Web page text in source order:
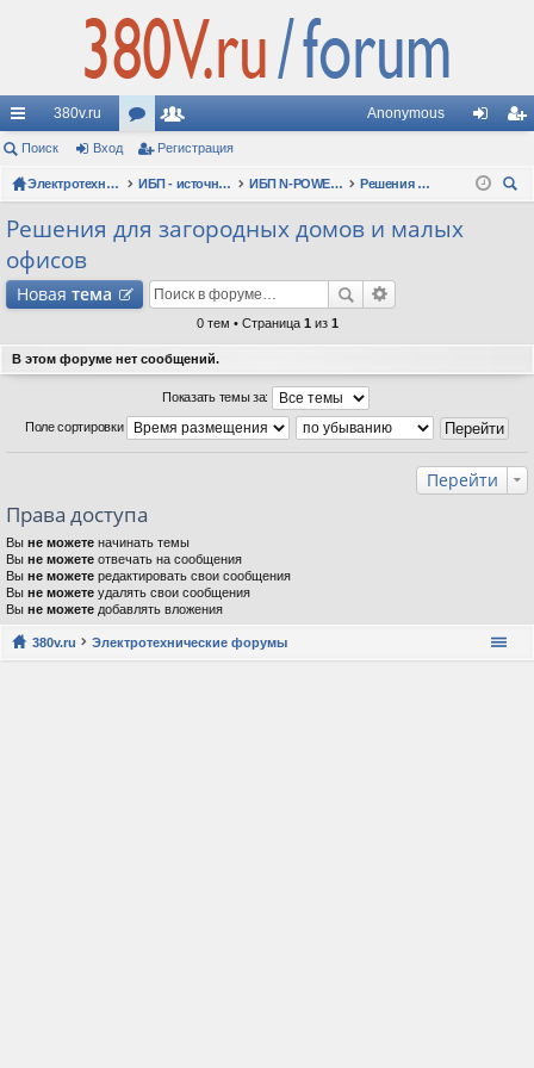
с
ы
лк
и
380v.ru
ор
ум
ол
ьз
ел
Anonymous
д ис
Поиск Вход Регистрация
Электротехнические форумы ИБП - источники бесперебойного питания ИБП N-POWER: новые модели (презентации, фотосессии, обзоры)
Решения для загородных домов и малых офисов
Решения для загородных домов и малых
офисов
Новая тема
0 тем • Страница 1 из 1
В этом форуме нет сообщений.
Показать темы за:
Поле сортировки
Перейти
Права доступа
Вы не можете начинать темы
Вы не можете отвечать на сообщения
Вы не можете редактировать свои сообщения
Вы не можете удалять свои сообщения
Вы не можете добавлять вложения
380v.ru Электротехнические форумы